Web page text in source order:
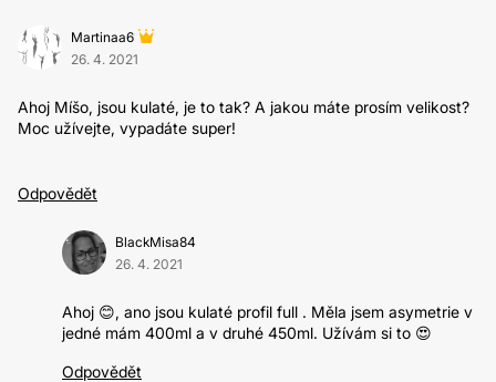
Martinaa6
26. 4. 2021
Ahoj Míšo, jsou kulaté, je to tak? A jakou máte prosím velikost?
Moc užívejte, vypadáte super!
Odpovědět
BlackMisa84
26. 4. 2021
Ahoj 😊, ano jsou kulaté profil full . Měla jsem asymetrie v
jedné mám 400ml a v druhé 450ml. Užívám si to 😍
Odpovědět